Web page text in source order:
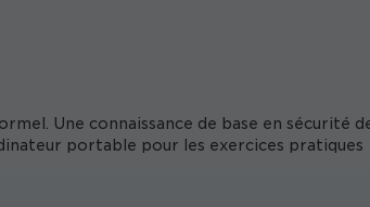
Une connaissance de base en sécurité
portable pour les exercices pratiques